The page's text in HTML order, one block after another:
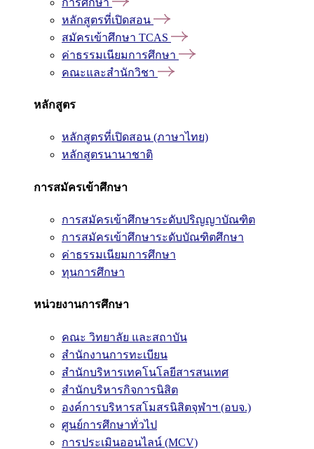
การศึกษา
หลักสูตรที่เปิดสอน
สมัครเข้าศึกษา TCAS
ค่าธรรมเนียมการศึกษา
คณะและสำนักวิชา
หลักสูตร
หลักสูตรที่เปิดสอน (ภาษาไทย)
หลักสูตรนานาชาติ
การสมัครเข้าศึกษา
การสมัครเข้าศึกษาระดับปริญญาบัณฑิต
การสมัครเข้าศึกษาระดับบัณฑิตศึกษา
ค่าธรรมเนียมการศึกษา
ทุนการศึกษา
หน่วยงานการศึกษา
คณะ วิทยาลัย และสถาบัน
สำนักงานการทะเบียน
สำนักบริหารเทคโนโลยีสารสนเทศ
สำนักบริหารกิจการนิสิต
องค์การบริหารสโมสรนิสิตจุฬาฯ (อบจ.)
ศูนย์การศึกษาทั่วไป
การประเมินออนไลน์ (MCV)